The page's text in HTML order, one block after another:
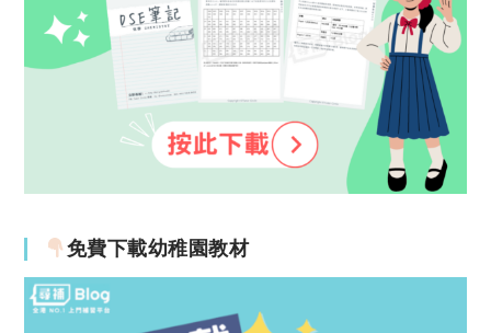
免費下載幼稚園教材